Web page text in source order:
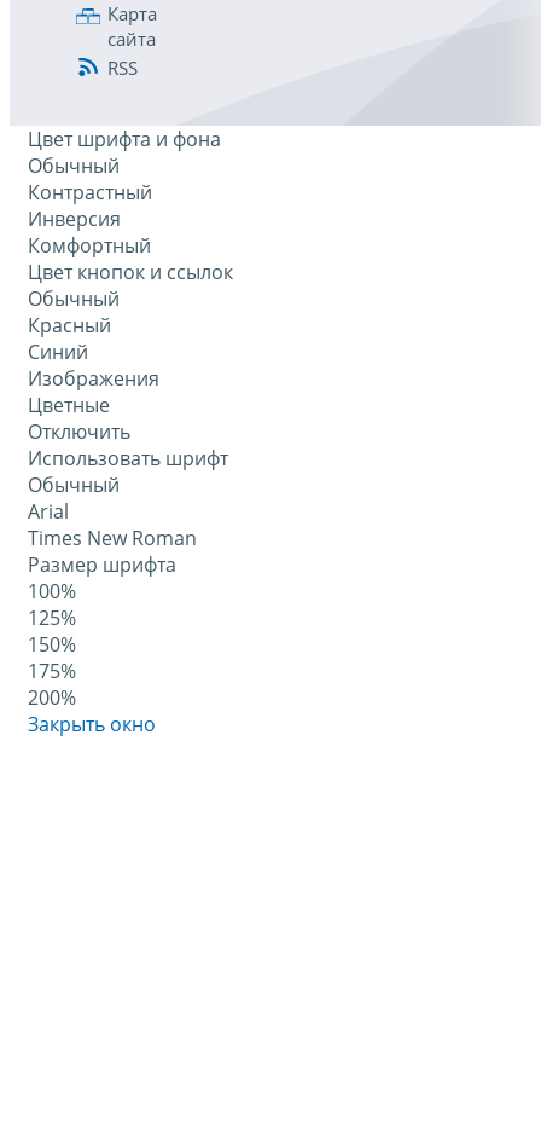
Карта
сайта
RSS
Цвет шрифта и фона
Обычный
Контрастный
Инверсия
Комфортный
Цвет кнопок и ссылок
Обычный
Красный
Синий
Изображения
Цветные
Отключить
Использовать шрифт
Обычный
Arial
Times New Roman
Размер шрифта
100%
125%
150%
175%
200%
Закрыть окно